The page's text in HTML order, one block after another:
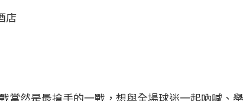
當然是最搶手的一戰，想與全場球迷一起吶喊、